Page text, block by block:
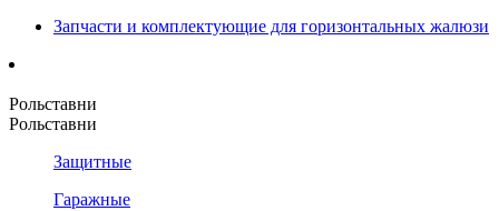
Запчасти и комплектующие для горизонтальных жалюзи
Рольставни
Рольставни
Защитные
Гаражные